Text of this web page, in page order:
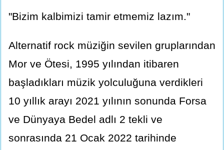
"Bizim kalbimizi tamir etmemiz lazım."
Alternatif rock müziğin sevilen gruplarından
Mor ve Ötesi, 1995 yılından itibaren
başladıkları müzik yolculuğuna verdikleri
10 yıllık arayı 2021 yılının sonunda Forsa
ve Dünyaya Bedel adlı 2 tekli ve
sonrasında 21 Ocak 2022 tarihinde